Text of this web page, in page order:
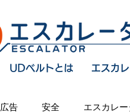
UDベルトとは エスカ
広告 安全 エスカレ